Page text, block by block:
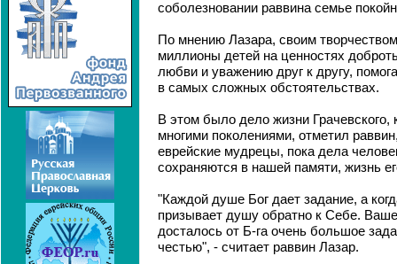
соболезновании раввина семье
По мнению Лазара, своим
миллионы детей на ценностях
любви и уважению друг к другу,
в самых сложных обстоятельствах.
В этом было дело жизни Грачевского,
многими поколениями, отметил
еврейские мудрецы, пока дела
сохраняются в нашей памяти, жизнь
"Каждой душе Бог дает задание, а
призывает душу обратно к Себе.
досталось от Б-га очень большое
честью", - считает раввин Лазар.